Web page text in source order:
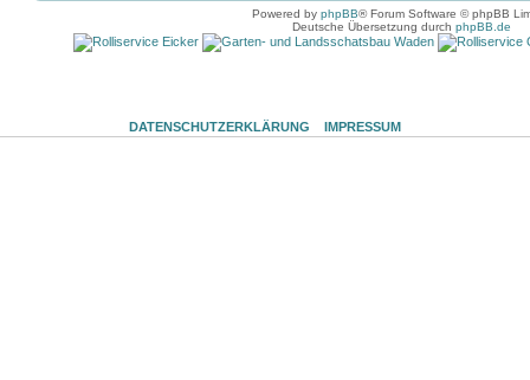
Powered by phpBB® Forum Software © phpBB
Deutsche Übersetzung durch phpBB.de
DATENSCHUTZERKLÄRUNG IMPRESSUM